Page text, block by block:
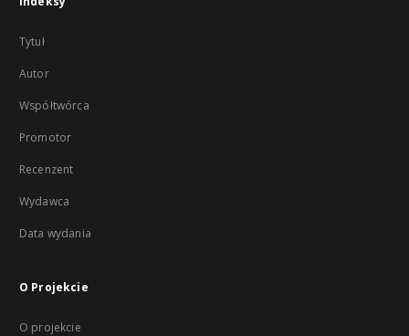
Tytuł
Autor
Współtwórca
Promotor
Recenzent
Wydawca
Data wydania
O Projekcie
O projekcie